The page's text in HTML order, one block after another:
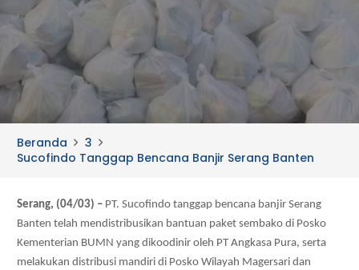
Beranda
3
Sucofindo Tanggap Bencana Banjir Serang Banten
Serang, (04/03) – PT. Sucofindo tanggap bencana banjir Serang
Banten telah mendistribusikan bantuan paket sembako di Posko
Kementerian BUMN yang dikoodinir oleh PT Angkasa Pura, serta
melakukan distribusi mandiri di Posko Wilayah Magersari dan